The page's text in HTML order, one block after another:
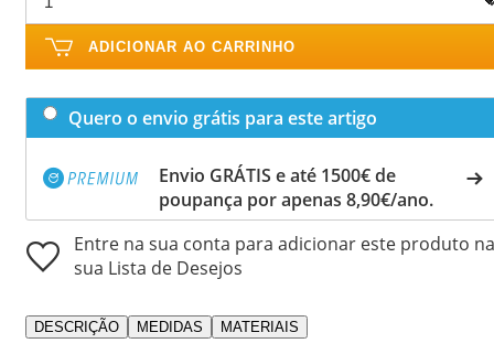
ADICIONAR AO CARRINHO
Quero o envio grátis para este artigo
Envio GRÁTIS e até 1500€ de
poupança por apenas 8,90€/ano.
Entre na sua conta para adicionar este produto na
sua Lista de Desejos
DESCRIÇÃO MEDIDAS MATERIAIS